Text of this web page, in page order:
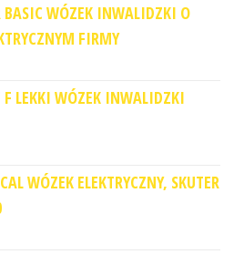
BASIC WÓZEK INWALIDZKI O
FIRMY
F LEKKI WÓZEK INWALIDZKI
WÓZEK ELEKTRYCZNY, SKUTER